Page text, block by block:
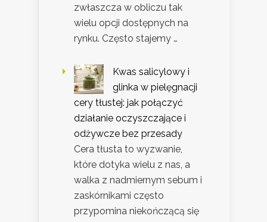
zwłaszcza w obliczu tak
wielu opcji dostępnych na
rynku. Często stajemy …
Kwas salicylowy i
glinka w pielęgnacji
cery tłustej: jak połączyć
działanie oczyszczające i
odżywcze bez przesady
Cera tłusta to wyzwanie,
które dotyka wielu z nas, a
walka z nadmiernym sebum i
zaskórnikami często
przypomina niekończącą się